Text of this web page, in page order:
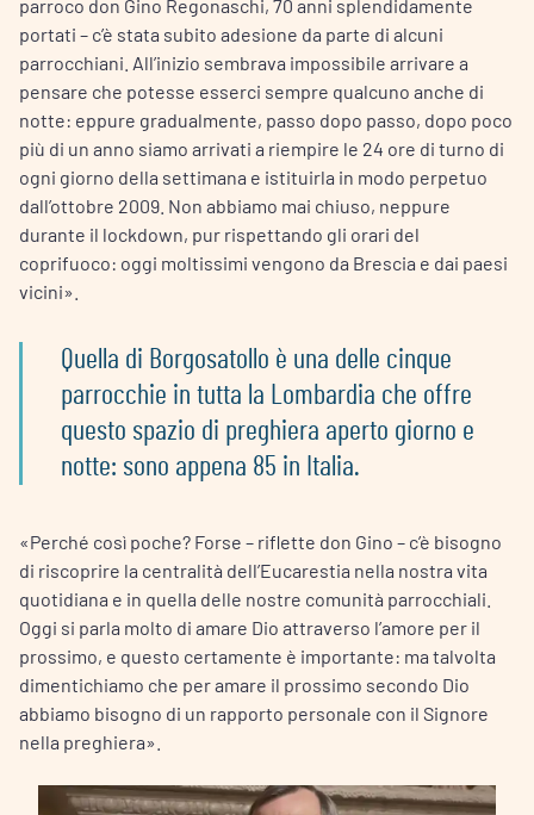
parroco don Gino Regonaschi, 70 anni splendidamente
portati – c’è stata subito adesione da parte di alcuni
parrocchiani. All’inizio sembrava impossibile arrivare a
pensare che potesse esserci sempre qualcuno anche di
notte: eppure gradualmente, passo dopo passo, dopo poco
più di un anno siamo arrivati a riempire le 24 ore di turno di
ogni giorno della settimana e istituirla in modo perpetuo
dall’ottobre 2009. Non abbiamo mai chiuso, neppure
durante il lockdown, pur rispettando gli orari del
coprifuoco: oggi moltissimi vengono da Brescia e dai paesi
vicini».
Quella di Borgosatollo è una delle cinque
parrocchie in tutta la Lombardia che offre
questo spazio di preghiera aperto giorno e
notte: sono appena 85 in Italia.
«Perché così poche? Forse – riflette don Gino – c’è bisogno
di riscoprire la centralità dell’Eucarestia nella nostra vita
quotidiana e in quella delle nostre comunità parrocchiali.
Oggi si parla molto di amare Dio attraverso l’amore per il
prossimo, e questo certamente è importante: ma talvolta
dimentichiamo che per amare il prossimo secondo Dio
abbiamo bisogno di un rapporto personale con il Signore
nella preghiera».